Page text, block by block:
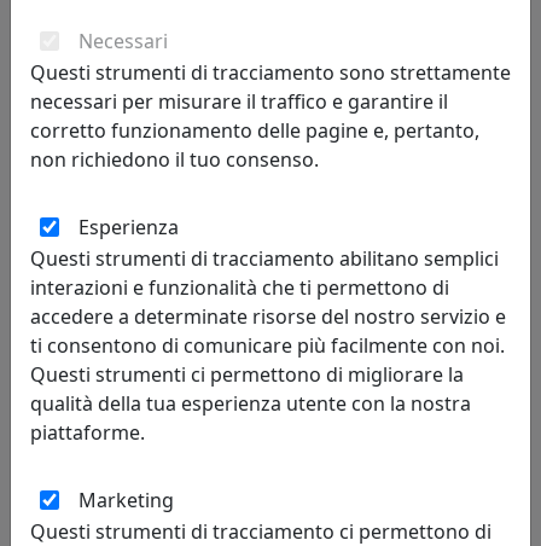
PLAFONIERA COLLEZIONE PISA C1204-1
Ferroluce
357,00 €
Necessari
Questi strumenti di tracciamento sono strettamente
necessari per misurare il traffico e garantire il
corretto funzionamento delle pagine e, pertanto,
non richiedono il tuo consenso.
Esperienza
Questi strumenti di tracciamento abilitano semplici
interazioni e funzionalità che ti permettono di
accedere a determinate risorse del nostro servizio e
ti consentono di comunicare più facilmente con noi.
Questi strumenti ci permettono di migliorare la
qualità della tua esperienza utente con la nostra
piattaforme.
Marketing
Questi strumenti di tracciamento ci permettono di